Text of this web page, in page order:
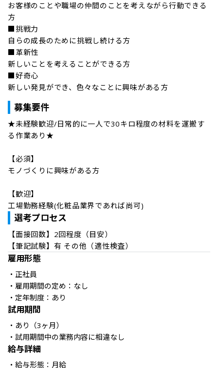
お客様のことや職場の仲間のことを考えながら行動できる
方
■挑戦力
自らの成長のために挑戦し続ける方
■革新性
新しいことを考えることができる方
■好奇心
新しい発見ができ、色々なことに興味がある方
募集要件
★未経験歓迎/日常的に一人で30キロ程度の材料を運搬す
る作業あり★
【必須】
モノづくりに興味がある方
【歓迎】
工場勤務経験(化粧品業界であれば尚可)
選考プロセス
【面接回数】2回程度（目安）
【筆記試験】有 その他（適性検査）
雇用形態
・正社員
・雇用期間の定め：なし
・定年制度：あり
試用期間
・あり（3ヶ月）
・試用期間中の業務内容に相違なし
給与詳細
・給与形態：月給